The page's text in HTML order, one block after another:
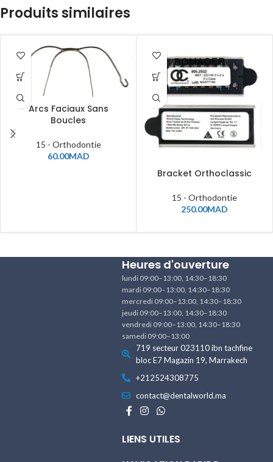
Produits similaires
Arcs Faciaux Sans
Boucles
15 - Orthodontie
60.00MAD
Bracket Orthoclassic
15 - Orthodontie
250.00MAD
Heures d'ouverture
lundi 09:00–13:00, 14:30–18:30
mardi 09:00–13:00, 14:30–18:30
mercredi 09:00–13:00, 14:30–18:30
jeudi 09:00–13:00, 14:30–18:30
vendredi 09:00–13:00, 14:30–18:30
samedi 09:00–13:00
719 secteur 023110 ibn tachfine
bloc E7 Magazin 19, Marrakech
+212524308775
contact@dentalworld.ma
LIENS UTILES